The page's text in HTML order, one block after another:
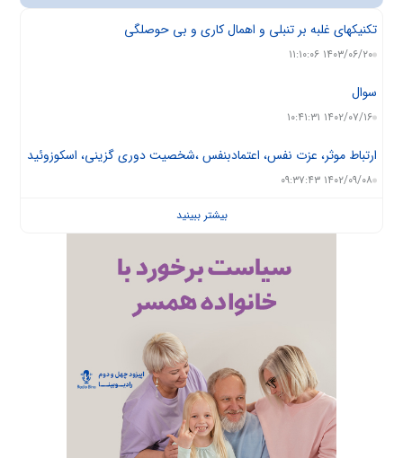
تکنیکهای غلبه بر تنبلی و اهمال کاری و بی حوصلگی
۱۴۰۳/۰۶/۲۰ ۱۱:۱۰:۰۶
سوال
۱۴۰۲/۰۷/۱۶ ۱۰:۴۱:۳۱
ارتباط موثر، عزت نفس، اعتمادبنفس ،شخصیت دوری گزینی، اسکوزوئید
۱۴۰۲/۰۹/۰۸ ۰۹:۳۷:۴۳
بیشتر ببینید